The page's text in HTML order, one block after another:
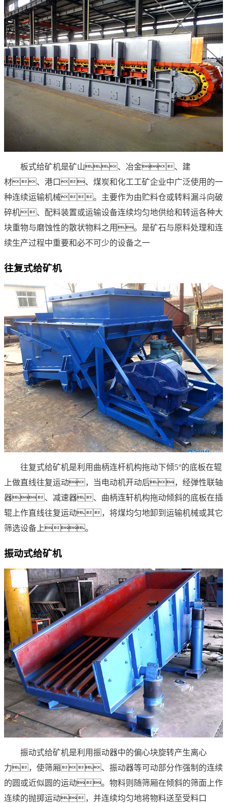
板式给矿机是矿山、冶金、建
材、港口、煤炭和化工工矿企业中广泛使用的一
种连续运输机械。主要作为由贮料仓或转料漏斗向破
碎机、配料装置或运输设备连续均匀地供给和转运各种大
块重物与磨蚀性的散状物料之用。是矿石与原料处理和连
续生产过程中重要和必不可少的设备之一
往复式给矿机
往复式给矿机是利用曲柄连杆机构拖动下倾5°的底板在辊
上做直线往复运动，当电动机开动后，经弹性联轴
器、减速器、曲柄连轩机构拖动倾斜的底板在插
辊上作直线往复运动，将煤均匀地卸到运输机械或其它
筛选设备上。
振动式给矿机
振动式给矿机是利用振动器中的偏心块旋转产生离心
力，使筛厢、振动器等可动部分作强制的连续
的圆或近似圆的运动。物料则随筛厢在倾斜的筛面上作
连续的抛掷运动，并连续均匀地将物料送至受料口